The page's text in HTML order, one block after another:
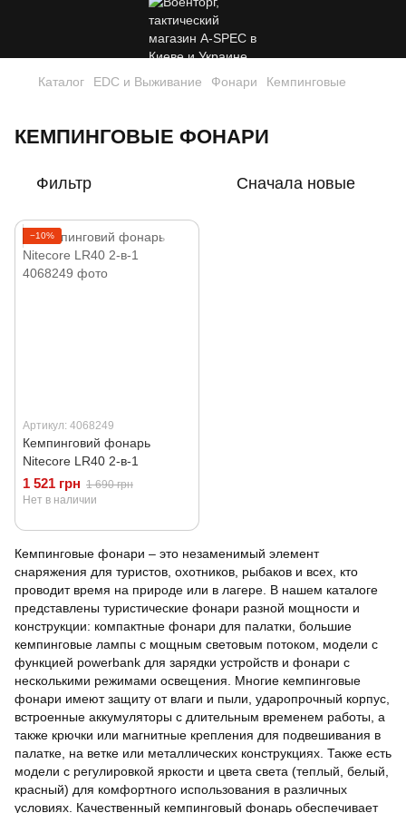
Каталог EDC и Выживание Фонари Кемпинговые
КЕМПИНГОВЫЕ ФОНАРИ
Фильтр Сначала новые
−10%
Артикул: 4068249
Кемпинговий фонарь
Nitecore LR40 2‑в‑1
1 521 грн 1 690 грн
Нет в наличии
Кемпинговые фонари – это незаменимый элемент
снаряжения для туристов, охотников, рыбаков и всех, кто
проводит время на природе или в лагере. В нашем каталоге
представлены туристические фонари разной мощности и
конструкции: компактные фонари для палатки, большие
кемпинговые лампы с мощным световым потоком, модели с
функцией powerbank для зарядки устройств и фонари с
несколькими режимами освещения. Многие кемпинговые
фонари имеют защиту от влаги и пыли, ударопрочный корпус,
встроенные аккумуляторы с длительным временем работы, а
также крючки или магнитные крепления для подвешивания в
палатке, на ветке или металлических конструкциях. Также есть
модели с регулировкой яркости и цвета света (теплый, белый,
красный) для комфортного использования в различных
условиях. Качественный кемпинговый фонарь обеспечивает